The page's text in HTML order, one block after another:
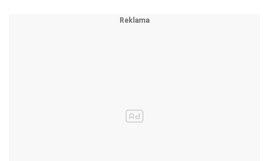
poslední dobu lékaři evidují 8215 kousnutí